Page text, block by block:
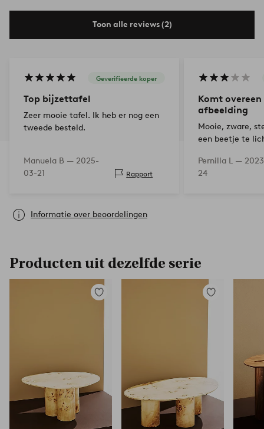
Toon alle reviews (2)
Geverifieerde koper
Top bijzettafel
Zeer mooie tafel. Ik heb er nog een
tweede besteld.
Manuela B — 2025-
03-21
Rapport
Komt
afbeelding
Mooie, zware,
een beetje te
tafel is te
eenjarige om
Pernilla L —
24
Informatie over beoordelingen
Producten uit dezelfde serie
Toevoegen
Toevoegen
aan